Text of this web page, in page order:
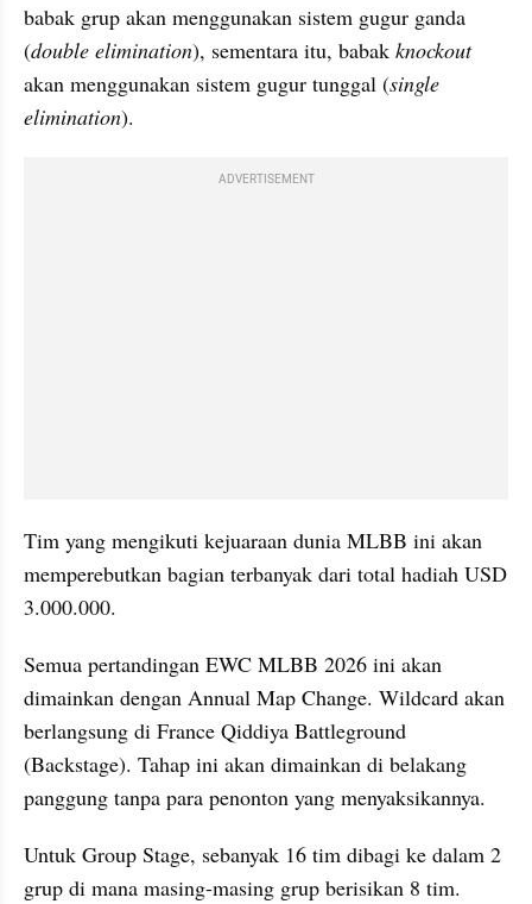
babak grup akan menggunakan sistem gugur ganda
(double elimination), sementara itu, babak knockout
akan menggunakan sistem gugur tunggal (single
elimination).
ADVERTISEMENT
Tim yang mengikuti kejuaraan dunia MLBB ini akan
memperebutkan bagian terbanyak dari total hadiah USD
3.000.000.
Semua pertandingan EWC MLBB 2026 ini akan
dimainkan dengan Annual Map Change. Wildcard akan
berlangsung di France Qiddiya Battleground
(Backstage). Tahap ini akan dimainkan di belakang
panggung tanpa para penonton yang menyaksikannya.
Untuk Group Stage, sebanyak 16 tim dibagi ke dalam 2
grup di mana masing-masing grup berisikan 8 tim.